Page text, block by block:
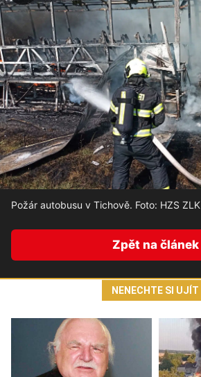
Požár autobusu v Tichově. Foto: HZS ZLK
Zpět na článek
NENECHTE SI UJÍT